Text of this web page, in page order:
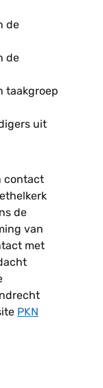
de
de
taakgroep
uit
contact
de
van
met
PKN